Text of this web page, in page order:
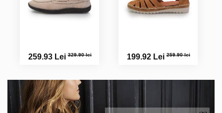
259.93 Lei329.90 lei 199.92 Lei259.90 lei